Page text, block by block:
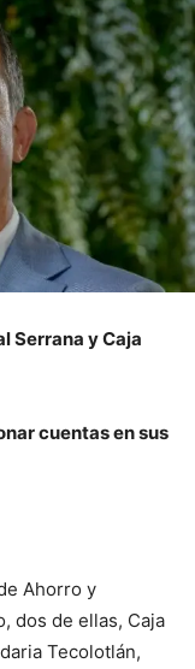
Serrana y Caja
cuentas en sus
Ahorro y
dos de ellas, Caja
Tecolotlán,